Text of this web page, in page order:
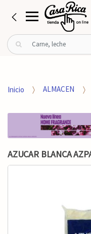
B
u
r
o
Inicio ALMACEN
AZUCAR BLANCA